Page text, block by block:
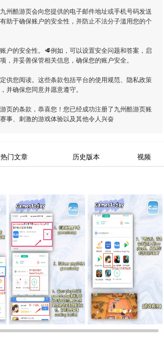
九州酷游页会向您提供的电子邮件地址或手机号码发送
助于确保账户的安全性，并防止不法分子滥用您的个
户的安全性。🥩例如，可以设置安全问题和答案，启
并妥善保管相关信息，确保您的账户安全。
供您阅读。这些条款包括平台的使用规范、隐私政策
并确保您同意并愿意遵守。
页的条款，恭喜您！您已经成功注册了九州酷游页账
事、刺激的游戏体验以及其他令人兴奋
热门文章 历史版本 视频